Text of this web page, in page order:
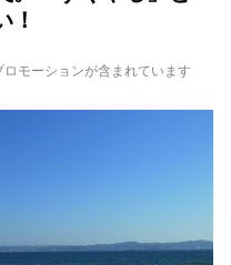
！
モーションが含まれています